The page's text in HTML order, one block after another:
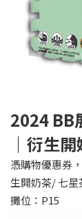
2024 BB
｜衍生
憑購物優惠券
生開奶茶/ 七星
攤位：P15